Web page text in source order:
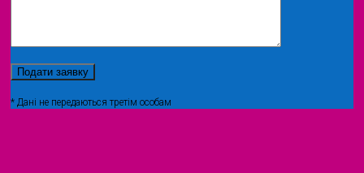
* Дані не передаються третім особам